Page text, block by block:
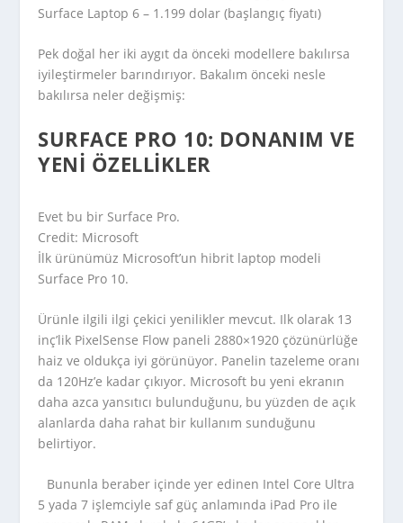
Surface Laptop 6 – 1.199 dolar (başlangıç fiyatı)
Pek doğal her iki aygıt da önceki modellere bakılırsa
iyileştirmeler barındırıyor. Bakalım önceki nesle
bakılırsa neler değişmiş:
SURFACE PRO 10: DONANIM VE
YENI ÖZELLIKLER
Evet bu bir Surface Pro.
Credit: Microsoft
İlk ürünümüz Microsoft’un hibrit laptop modeli
Surface Pro 10.
Ürünle ilgili ilgi çekici yenilikler mevcut. Ilk olarak 13
inç’lik PixelSense Flow paneli 2880×1920 çözünürlüğe
haiz ve oldukça iyi görünüyor. Panelin tazeleme oranı
da 120Hz’e kadar çıkıyor. Microsoft bu yeni ekranın
daha azca yansıtıcı bulunduğunu, bu yüzden de açık
alanlarda daha rahat bir kullanım sunduğunu
belirtiyor.
Bununla beraber içinde yer edinen Intel Core Ultra
5 yada 7 işlemciyle saf güç anlamında iPad Pro ile